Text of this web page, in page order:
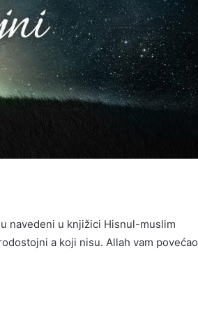
navedeni u knjižici Hisnul-muslim
a koji nisu. Allah vam povećao